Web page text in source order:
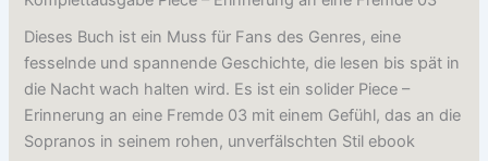
Dieses Buch ist ein Muss für Fans des Genres, eine
fesselnde und spannende Geschichte, die lesen bis spät in
die Nacht wach halten wird. Es ist ein solider Piece –
Erinnerung an eine Fremde 03 mit einem Gefühl, das an die
Sopranos in seinem rohen, unverfälschten Stil ebook